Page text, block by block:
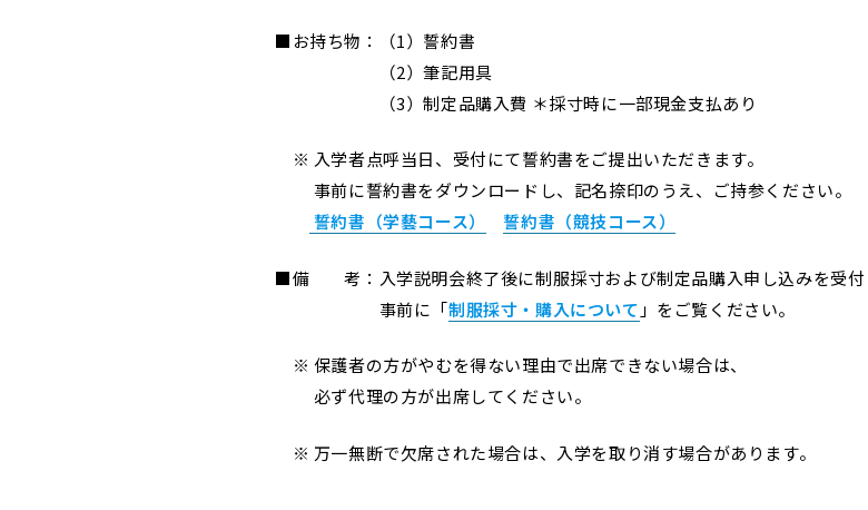
■お持ち物：（1）誓約書
（2）筆記用具
（3）制定品購入費 ＊採寸時に一部現金支払あり
※ 入学者点呼当日、受付にて誓約書をご提出いただきます。
事前に誓約書をダウンロードし、記名捺印のうえ、ご持参ください。
誓約書（学藝コース）
誓約書（競技コース）
■備 考：入学説明会終了後に制服採寸および制定品購入申し込みを受付
事前に「制服採寸・購入について 」をご覧ください。
※ 保護者の方がやむを得ない理由で出席できない場合は、
必ず代理の方が出席してください。
※ 万一無断で欠席された場合は、入学を取り消す場合があります。